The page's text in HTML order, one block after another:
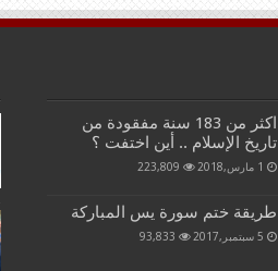
اكثر من 183 سنة مفقودة من
تاريخ الإسلام .. أين اختفت ؟
1 مارس,2018 223,809
طريقة ختم سورة يس المباركة
5 سبتمبر,2017 93,833